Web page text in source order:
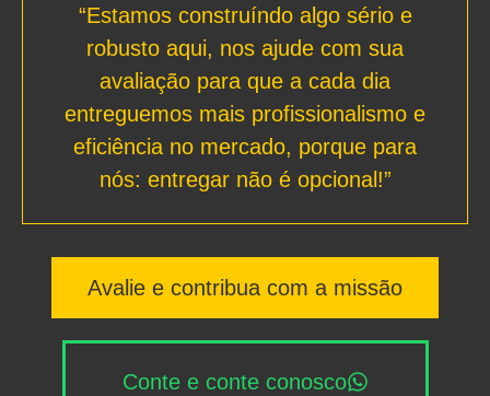
“Estamos construíndo algo sério e
robusto aqui, nos ajude com sua
avaliação para que a cada dia
entreguemos mais profissionalismo e
eficiência no mercado, porque para
nós: entregar não é opcional!”
Avalie e contribua com a missão
Conte e conte conosco